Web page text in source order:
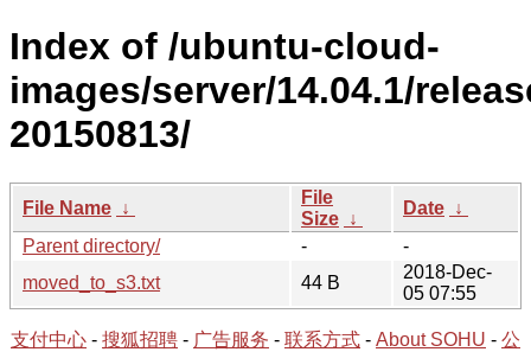
Index of /ubuntu-cloud-
images/server/14.04.1/
20150813/
File Name ↓
File
Size ↓
Date ↓
Parent directory/
-
-
moved_to_s3.txt
44 B
2018-Dec-
05 07:55
支付中心 - 搜狐招聘 - 广告服务 - 联系方式 - About SOHU - 公